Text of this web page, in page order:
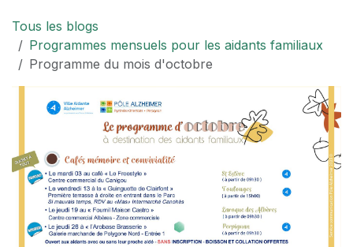
Tous les blogs
Programmes mensuels pour les aidants familiaux
Programme du mois d'octobre